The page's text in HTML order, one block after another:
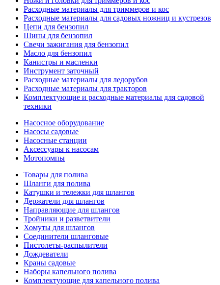
Расходные материалы для триммеров и кос
Расходные материалы для садовых ножниц и кустрезов
Цепи для бензопил
Шины для бензопил
Свечи зажигания для бензопил
Масло для бензопил
Канистры и масленки
Инструмент заточный
Расходные материалы для ледорубов
Расходные материалы для тракторов
Комплектующие и расходные материалы для садовой
техники
Насосное оборудование
Насосы садовые
Насосные станции
Аксессуары к насосам
Мотопомпы
Товары для полива
Шланги для полива
Катушки и тележки для шлангов
Держатели для шлангов
Направляющие для шлангов
Тройники и разветвители
Хомуты для шлангов
Соединители шланговые
Пистолеты-распылители
Дождеватели
Краны садовые
Наборы капельного полива
Комплектующие для капельного полива